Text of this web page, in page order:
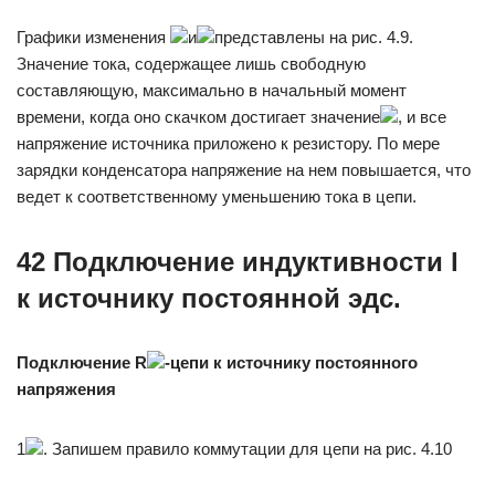
Графики изменения и
представлены на рис. 4.9.
Значение тока, содержащее лишь свободную
составляющую, максимально в начальный момент
времени, когда оно скачком достигает значение
, и все
напряжение источника приложено к резистору. По мере
зарядки конденсатора напряжение на нем повышается, что
ведет к соответственному уменьшению тока в цепи.
42 Подключение индуктивности l
к источнику постоянной эдс.
Подключение R
-цепи к источнику постоянного
напряжения
1 . Запишем правило коммутации для цепи на рис. 4.10